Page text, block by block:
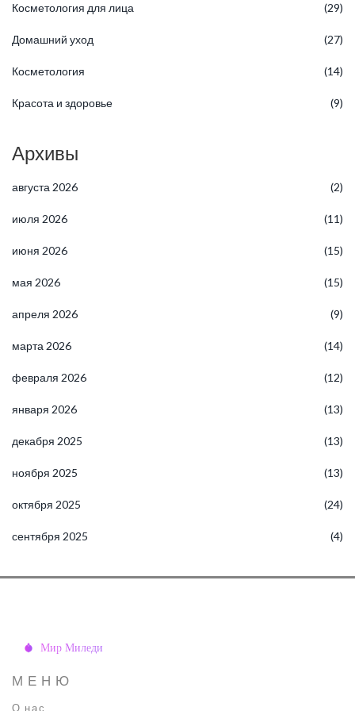
Косметология для лица (29)
Домашний уход (27)
Косметология (14)
Красота и здоровье (9)
Архивы
августа 2026 (2)
июля 2026 (11)
июня 2026 (15)
мая 2026 (15)
апреля 2026 (9)
марта 2026 (14)
февраля 2026 (12)
января 2026 (13)
декабря 2025 (13)
ноября 2025 (13)
октября 2025 (24)
сентября 2025 (4)
МЕНЮ
О нас